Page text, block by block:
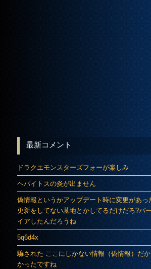
最新コメント
ドラクエモンスターズフォーが楽しみ
ヘパイトスの炎が出ません
偽情報というかアップデート時に変更があっ
更新をしてない墓地とかしてるだけだろ?バ
イアしたんだろうね
5q6d4x
騙された ここにしかない情報（偽情報）だ
かったですね